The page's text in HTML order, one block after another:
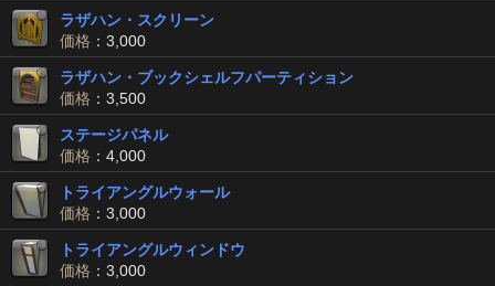
ラザハン・スクリーン
価格 ：3,000
ラザハン・ブックシェルフパーティション
価格 ：3,500
ステージパネル
価格 ：4,000
トライアングルウォール
価格 ：3,000
トライアングルウィンドウ
価格 ：3,000